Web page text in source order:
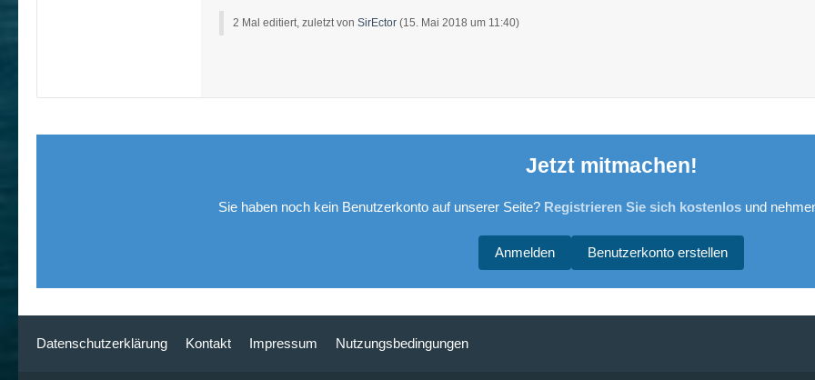
2 Mal editiert, zuletzt von SirEctor (15. Mai 2018 um 11:40)
Jetzt mitmachen!
Sie haben noch kein Benutzerkonto auf unserer Seite? Registrieren Sie sich kostenlosund
Benutzerkonto erstellen
Anmelden
Datenschutzerklärung Kontakt Impressum Nutzungsbedingungen